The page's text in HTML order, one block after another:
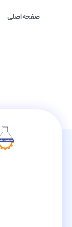
صفحه اصلی